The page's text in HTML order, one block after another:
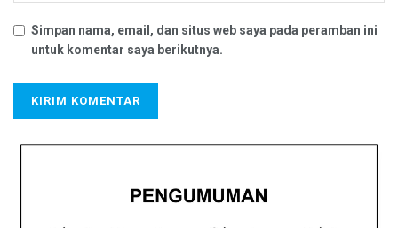
Simpan nama, email, dan situs web saya pada peramban ini
untuk komentar saya berikutnya.